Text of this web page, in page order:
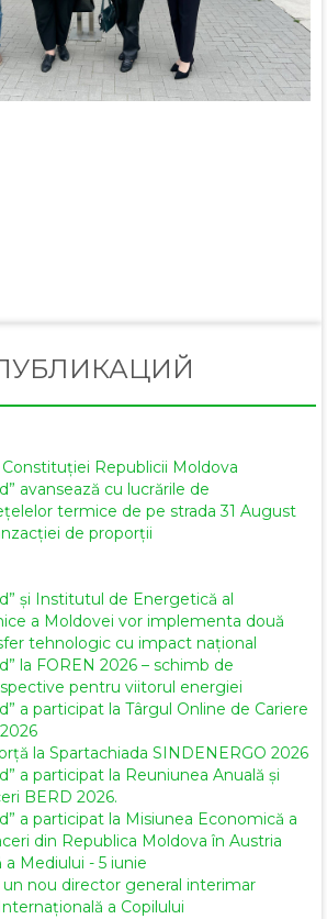
Constituției Republicii Moldova
avansează cu lucrările de
termice de pe strada 31 August
de proporții
și Institutul de Energetică al
a Moldovei vor implementa două
tehnologic cu impact național
la FOREN 2026 – schimb de
pentru viitorul energiei
a participat la Târgul Online de Cariere
la Spartachiada SINDENERGO 2026
a participat la Reuniunea Anuală și
BERD 2026.
a participat la Misiunea Economică a
din Republica Moldova în Austria
a Mediului - 5 iunie
un nou director general interimar
a Copilului